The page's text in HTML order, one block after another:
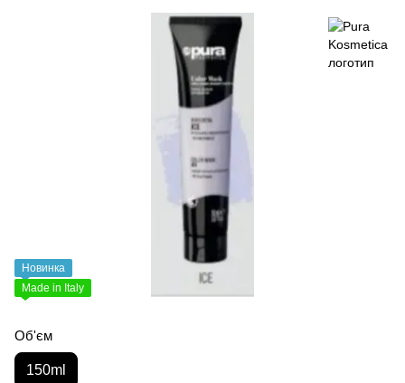
Новинка
Made in Italy
Об'єм
150ml